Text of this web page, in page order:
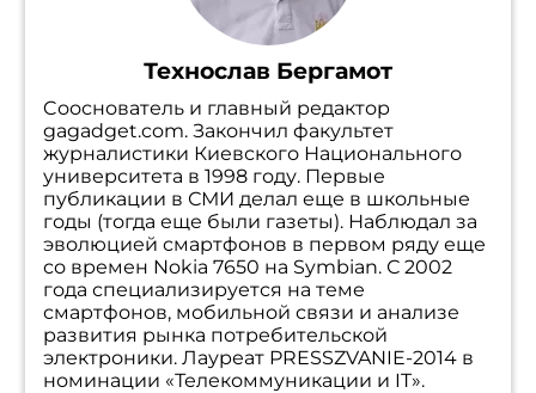
Технослав Бергамот
Cооснователь и главный редактор
gagadget.com. Закончил факультет
журналистики Киевского Национального
университета в 1998 году. Первые
публикации в СМИ делал еще в школьные
годы (тогда еще были газеты). Наблюдал за
эволюцией смартфонов в первом ряду еще
со времен Nokia 7650 на Symbian. С 2002
года специализируется на теме
смартфонов, мобильной связи и анализе
развития рынка потребительской
электроники. Лауреат PRESSZVANIE-2014 в
номинации «Телекоммуникации и IT».